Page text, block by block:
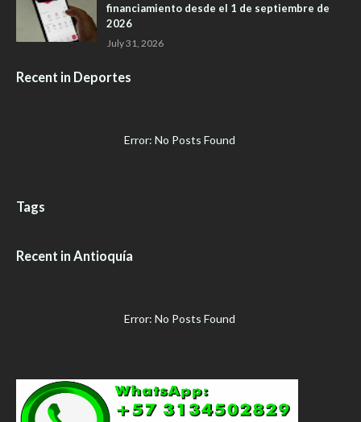
financiamiento desde el 1 de septiembre de
2026
July 31, 2026
Recent in Deportes
Error: No Posts Found
Tags
Recent in Antioquía
Error: No Posts Found